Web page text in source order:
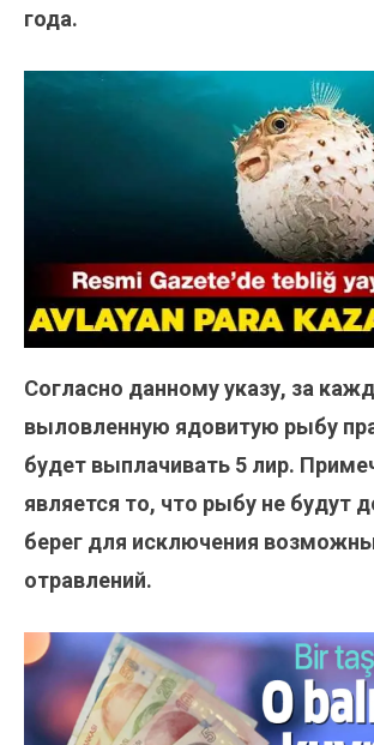
года.
Согласно данному указу, за
выловленную ядовитую рыбу
будет выплачивать 5 лир.
является то, что рыбу не будут
берег для исключения
отравлений.